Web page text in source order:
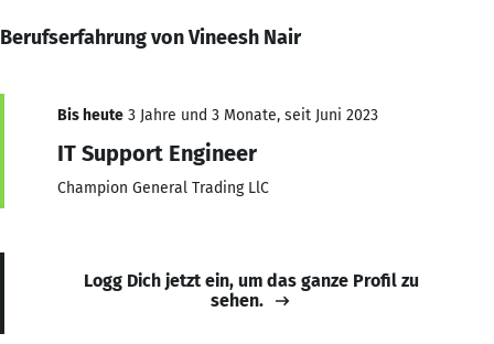
Berufserfahrung von Vineesh Nair
Bis heute 3 Jahre und 3 Monate, seit Juni 2023
IT Support Engineer
Champion General Trading LlC
Logg Dich jetzt ein, um das ganze Profil zu
sehen.